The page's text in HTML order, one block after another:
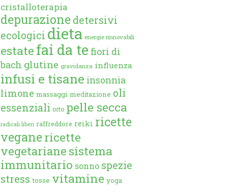
cristalloterapia
depurazione detersivi
ecologici dieta energie rinnovabili
estate fai da te fiori di
bach glutine gravidanza influenza
infusi e tisane insonnia
limone massaggi meditazione oli
essenziali orto pelle secca
radicali liberi raffreddore reiki ricette
veganericette
vegetariane sistema
immunitario sonno spezie
stress tosse vitamine yoga